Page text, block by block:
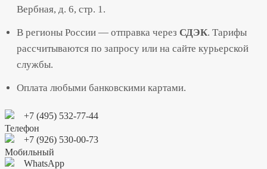
Вербная, д. 6, стр. 1.
В регионы России — отправка через СДЭК. Тарифы
рассчитываются по запросу или на сайте курьерской
службы.
Оплата любыми банковскими картами.
+7 (495) 532-77-44
+7 (926) 530-00-73
WhatsApp